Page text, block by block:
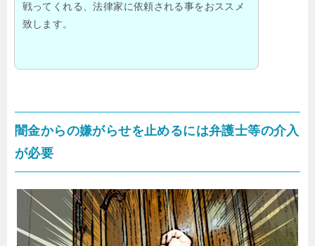
戦ってくれる、法律家に依頼される事をおススメ
致します。
闇金からの嫌がらせを止めるには弁護士等の介入
が必要